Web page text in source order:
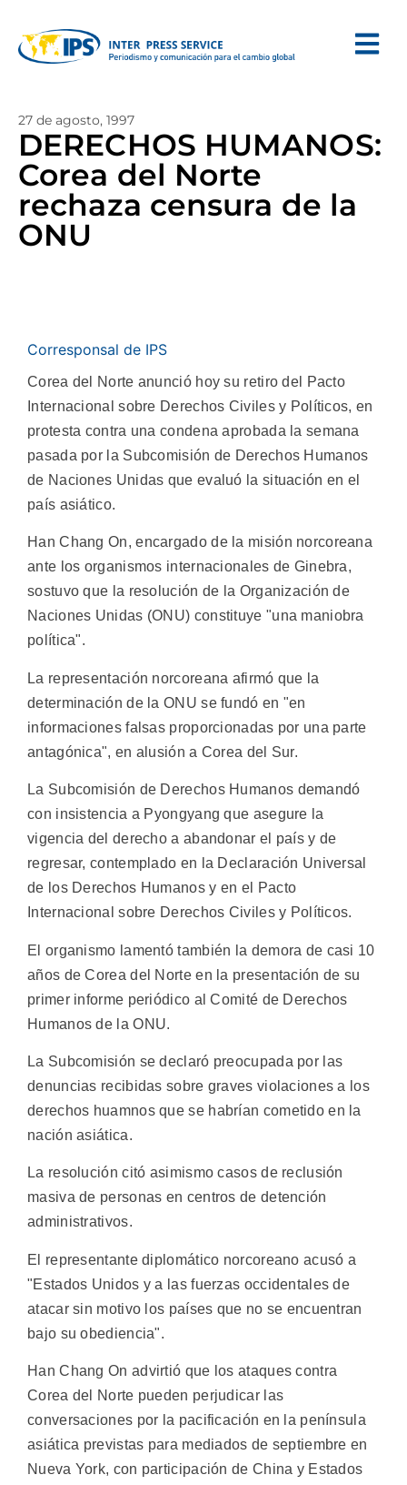
27 de agosto, 1997
DERECHOS HUMANOS:
Corea del Norte
rechaza censura de la
ONU
Corresponsal de IPS
Corea del Norte anunció hoy su retiro del Pacto
Internacional sobre Derechos Civiles y Políticos, en
protesta contra una condena aprobada la semana
pasada por la Subcomisión de Derechos Humanos
de Naciones Unidas que evaluó la situación en el
país asiático.
Han Chang On, encargado de la misión norcoreana
ante los organismos internacionales de Ginebra,
sostuvo que la resolución de la Organización de
Naciones Unidas (ONU) constituye "una maniobra
política".
La representación norcoreana afirmó que la
determinación de la ONU se fundó en "en
informaciones falsas proporcionadas por una parte
antagónica", en alusión a Corea del Sur.
La Subcomisión de Derechos Humanos demandó
con insistencia a Pyongyang que asegure la
vigencia del derecho a abandonar el país y de
regresar, contemplado en la Declaración Universal
de los Derechos Humanos y en el Pacto
Internacional sobre Derechos Civiles y Políticos.
El organismo lamentó también la demora de casi 10
años de Corea del Norte en la presentación de su
primer informe periódico al Comité de Derechos
Humanos de la ONU.
La Subcomisión se declaró preocupada por las
denuncias recibidas sobre graves violaciones a los
derechos huamnos que se habrían cometido en la
nación asiática.
La resolución citó asimismo casos de reclusión
masiva de personas en centros de detención
administrativos.
El representante diplomático norcoreano acusó a
"Estados Unidos y a las fuerzas occidentales de
atacar sin motivo los países que no se encuentran
bajo su obediencia".
Han Chang On advirtió que los ataques contra
Corea del Norte pueden perjudicar las
conversaciones por la pacificación en la península
asiática previstas para mediados de septiembre en
Nueva York, con participación de China y Estados